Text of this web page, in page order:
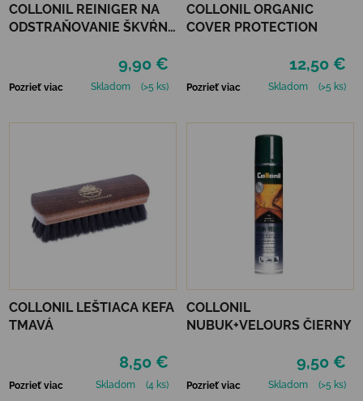
COLLONIL REINIGER NA
ODSTRAŇOVANIE ŠKVŔN
9,90 €
Pozrieť viac Skladom (>5 ks)
COLLONIL ORGANIC
COVER PROTECTION
12,50 €
Pozrieť viac Skladom (>5 ks)
COLLONIL LEŠTIACA KEFA
TMAVÁ
8,50 €
Pozrieť viac Skladom (4 ks)
COLLONIL
NUBUK+VELOURS ČIERNY
9,50 €
Pozrieť viac Skladom (>5 ks)